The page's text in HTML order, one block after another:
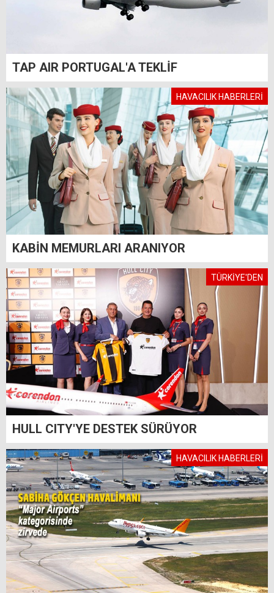
TAP AIR PORTUGAL'A TEKLİF
HAVACILIK HABERLERİ
KABİN MEMURLARI ARANIYOR
TÜRKİYE'DEN
HULL CITY'YE DESTEK SÜRÜYOR
HAVACILIK HABERLERİ